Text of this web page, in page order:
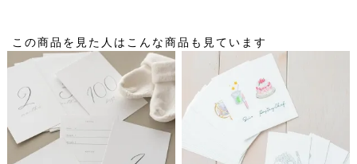
この商品を見た人はこんな商品も見ています